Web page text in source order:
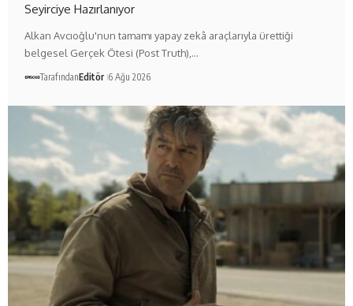
Seyirciye Hazırlanıyor
Alkan Avcıoğlu'nun tamamı yapay zekâ araçlarıyla ürettiği
belgesel Gerçek Ötesi (Post Truth),…
TarafındanEditör 6 Ağu 2026